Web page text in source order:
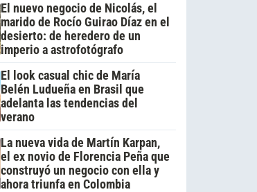
El nuevo negocio de Nicolás, el
marido de Rocío Guirao Díaz en el
desierto: de heredero de un
imperio a astrofotógrafo
El look casual chic de María
Belén Ludueña en Brasil que
adelanta las tendencias del
verano
La nueva vida de Martín Karpan,
el ex novio de Florencia Peña que
construyó un negocio con ella y
ahora triunfa en Colombia